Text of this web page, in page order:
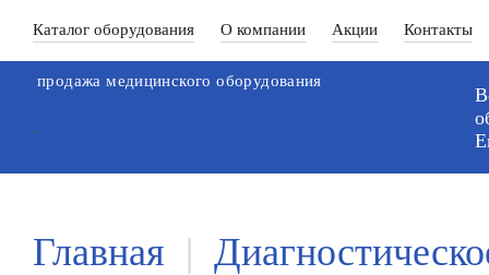
Каталог оборудования О компании Акции Контакты
продажа медицинского оборудования
`
Главная |